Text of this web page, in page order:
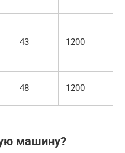
43 1200
48 1200
машину?